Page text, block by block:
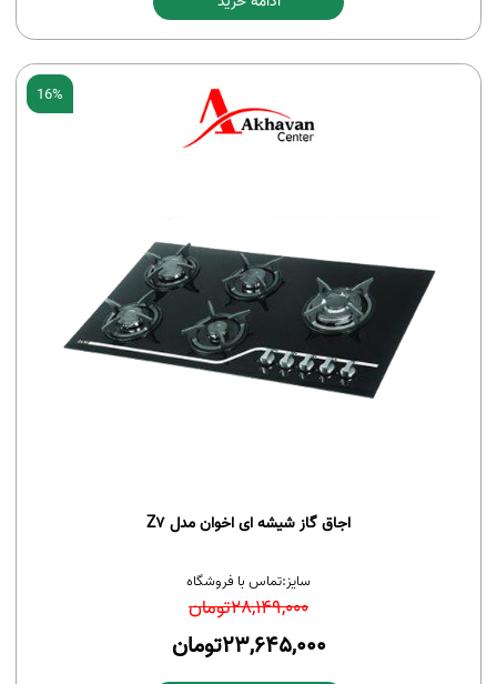
16%
اجاق گاز شیشه ای اخوان مدل Z7
سایز:تماس با فروشگاه
28,149,000تومان
23,645,000تومان